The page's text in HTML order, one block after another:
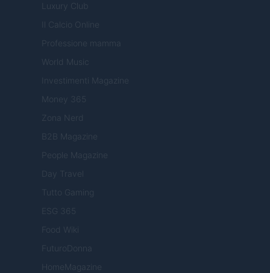
Luxury Club
Il Calcio Online
Professione mamma
World Music
Investimenti Magazine
Money 365
Zona Nerd
B2B Magazine
People Magazine
Day Travel
Tutto Gaming
ESG 365
Food Wiki
FuturoDonna
HomeMagazine